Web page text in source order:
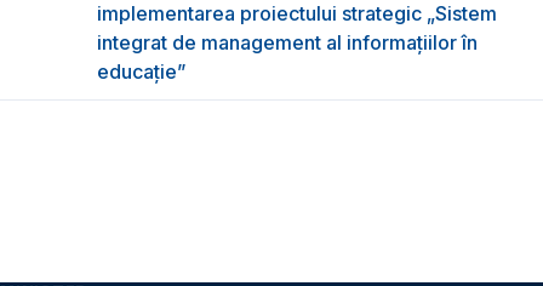
implementarea proiectului strategic „Sistem
integrat de management al informațiilor în
educație”